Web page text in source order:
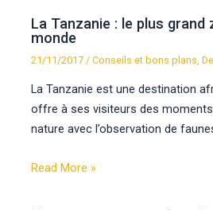
La Tanzanie : le plus grand
monde
21/11/2017 /Conseils et bons plans ,
La Tanzanie est une destination
offre à ses visiteurs des
nature avec l’observation de
Read More »